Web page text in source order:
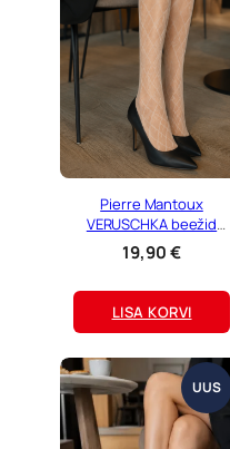
Pierre Mantoux
VERUSCHKA beežid
rombimustriga sukkpüksid
19,90€
LISA KORVI
UUS